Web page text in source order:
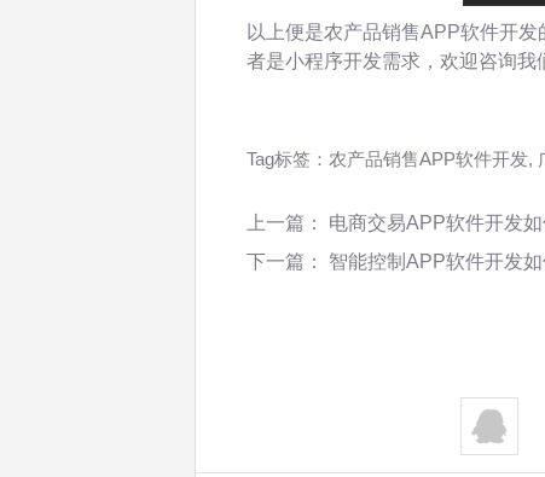
以上便是农产品销售APP软件开
者是小程序开发需求，欢迎咨询我
Tag标签： 农产品销售APP软件开发,
上一篇： 电商交易APP软件开发
下一篇： 智能控制APP软件开发